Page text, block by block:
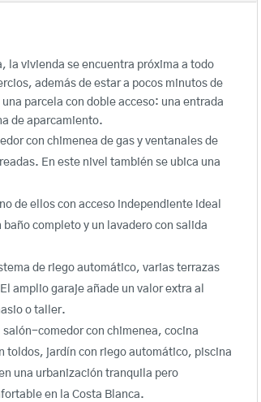
la vivienda se encuentra próxima a todo
además de estar a pocos minutos de
parcela con doble acceso: una entrada
de aparcamiento.
con chimenea de gas y ventanales de
En este nivel también se ubica una
de ellos con acceso independiente ideal
completo y un lavadero con salida
de riego automático, varias terrazas
amplio garaje añade un valor extra al
o taller.
comedor con chimenea, cocina
toldos, jardín con riego automático, piscina
una urbanización tranquila pero
en la Costa Blanca.